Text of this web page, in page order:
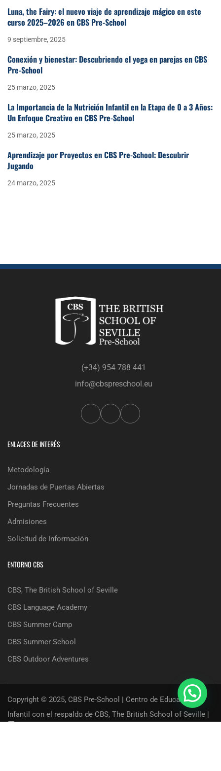
Luna, the Fairy: el nuevo viaje de aprendizaje mágico en este
curso 2025–2026 en CBS Pre-School
9 septiembre, 2025
Conexión y bienestar: Descubriendo el yoga en parejas en CBS
Pre-School
25 marzo, 2025
La Importancia de la Nutrición Infantil en la Etapa de 0 a 3 Años:
Un Enfoque Creativo en CBS Pre-School
25 marzo, 2025
Aprendizaje por Proyectos en CBS Pre-School: Descubrir
Jugando
24 marzo, 2025
(+34) 954 788 441
info@cbspreschool.eu
ENLACES DE INTERÉS
Metodología
Jornadas de Puertas Abiertas
Preguntas Frecuentes
Admisiones
Solicitud de Información
ENTORNO CBS
CBS, The British School of Seville
CBS Language Academy
CBS Summer Camp
CBS Summer School
CBS Outdoor Adventures
Copyright © 2025, CBS Pre-School | Centro de Educación
Infantil con el respaldo de CBS, The British School of Seville |